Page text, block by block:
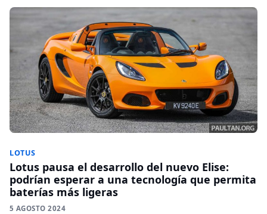
LOTUS
Lotus pausa el desarrollo del nuevo Elise:
podrían esperar a una tecnología que permita
baterías más ligeras
5 AGOSTO 2024